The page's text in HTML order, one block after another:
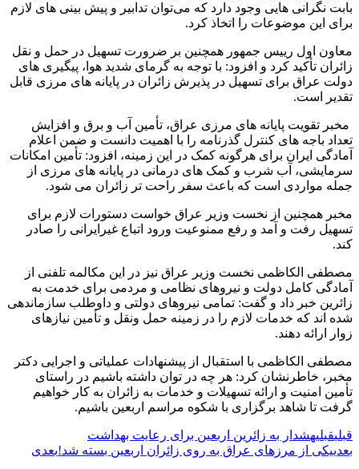
بابت نگرانی هایی وجود دارد که می‌توان تدابیر و پیش بینی های لازم
برای این موضوعات را اتخاذ کرد.
معاون اول رییس جمهور همچنین بر ضرورت تسهیل در حمل و نقل
زائران تأکید کرد و افزود: با توجه به گرمای شدید هوا، پیگیری های
دولت عراق برای تسهیل در پذیرش زائران در پایانه های مرزی قابل
تقدیر است.
مخبر تقویت پایانه های مرزی عراق، تأمین آب و برق و افزایش
تعداد باجه های کنترل گذرنامه را با اهمیت دانست و ضمن اعلام
آمادگی ایران برای هرگونه کمک در این زمینه، افزود: تأمین امکانات
سرمایشی، آب شرب و کمک های درمانی در پایانه های مرزی از
جمله مواردی است که باعث سفر راحت تر زائران می شود.
مخبر همچنین از نخست وزیر عراق خواست دستورات لازم برای
تسهیل رفت و آمد و رفع ممنوعیت ورود اتباع غیرایرانی را صادر
کند.
مصطفی الکاظمی نخست وزیر عراق نیز در این مکالمه تلفنی از
آمادگی کامل دولت و نیروهای نظامی و مردمی برای خدمت به
زائرین خبر داد و گفت: تمامی نیروهای دولتی و داوطلب سازماندهی
شده اند که خدمات لازم را در زمینه حمل ونقل و تأمین نیازهای
زوار ارائه دهند.
مصطفی الکاظمی با استقبال از پیشنهادات عملیاتی و اجرایی دکتر
مخبر، خاطرنشان کرد: هر چه در توان داشته باشیم در راستای
تأمین امنیت و ارائه تسهیلات و خدمات به زائران به کار خواهیم
گرفت تا شاهد برگزاری با شکوه مراسم اربعین باشیم.
قبلیقبلیهشدار به زائرین اربعین برای رعایت بهداشت
بعدییکی از مرزهای عراق به روی زائران اربعین بسته شد!بعدی